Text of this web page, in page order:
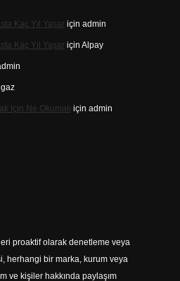
Kaç Yıl Yaşariçin admin
Kaç Yıl Yaşariçin Alpay
Ilgaz
Için Ne Okumalı için admin
proaktif olarak denetleme veya
herhangi bir marka, kurum veya
ve kişiler hakkında paylaşım